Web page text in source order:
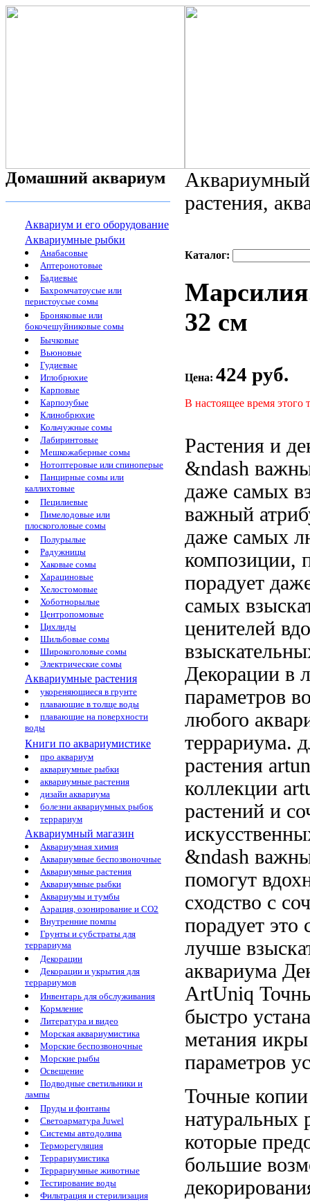
Домашний аквариум
Аквариум и его оборудование
Аквариумные рыбки
Анабасовые
Аптеронотовые
Бадиевые
Бахромчатоусые или
перистоусые сомы
Броняковые или
бокочешуйниковые сомы
Бычковые
Вьюновые
Гудиевые
Иглобрюхие
Карповые
Карпозубые
Клинобрюхие
Кольчужные сомы
Лабиринтовые
Мешкожаберные сомы
Нотоптеровые или спиноперые
Панцирные сомы или
каллихтовые
Пецилиевые
Пимелодовые или
плоскоголовые сомы
Полурылые
Радужницы
Хаковые сомы
Харациновые
Хелостомовые
Хоботнорылые
Центропомовые
Цихлиды
Шильбовые сомы
Широкоголовые сомы
Электрические сомы
Аквариумные растения
укореняющиеся в грунте
плавающие в толще воды
плавающие на поверхности
воды
Книги по аквариумистике
про аквариум
аквариумные рыбки
аквариумные растения
дизайн аквариума
болезни аквариумных рыбок
террариум
Аквариумный магазин
Аквариумная химия
Аквариумные беспозвоночные
Аквариумные растения
Аквариумные рыбки
Аквариумы и тумбы
Аэрация, озонирование и CO2
Внутренние помпы
Грунты и субстраты для
террариума
Декорации
Декорации и укрытия для
террариумов
Инвентарь для обслуживания
Кормление
Литература и видео
Морская аквариумистика
Морские беспозвоночные
Морские рыбы
Освещение
Подводные светильники и
лампы
Пруды и фонтаны
Светоарматура Juwel
Системы автодолива
Терморегуляция
Террариумистика
Террариумные животные
Тестирование воды
Фильтрация и стерилизация
растения,
Каталог:
32 см
Цена: 424 руб.
В настоящее время этого
Растения и
&ndash
даже самых
важный
даже самых
композиции,
порадует
самых
ценителей
Декорации в
параметров
любого
террариума.
растения
коллекции
растений и
&ndash
помогут
сходство с
порадует это
лучше
аквариума
ArtUniq
быстро
метания
параметров
Точные
натуральных
которые
большие